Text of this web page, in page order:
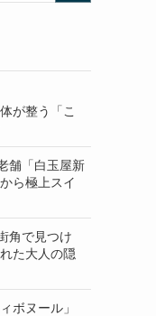
が整う「こ
舗「白玉屋新
ら極上スイ
角で見つけ
た大人の隠
ボヌール」